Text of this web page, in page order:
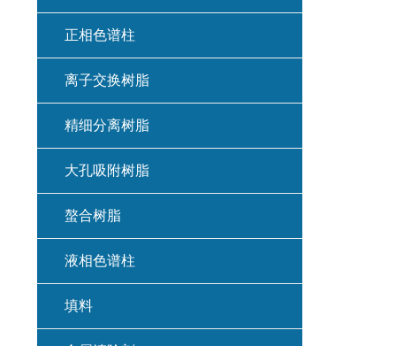
正相色谱柱
离子交换树脂
精细分离树脂
大孔吸附树脂
螯合树脂
液相色谱柱
填料